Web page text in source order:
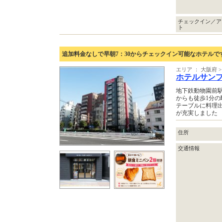
チェックイン／
ト
追加料金なしで早朝7：30からチェックイン可能なホテルで
エリア ： 大阪府
ホテルサン
地下鉄動物園前
からも徒歩1分
テーブルに料理
が充実しました
住所
交通情報